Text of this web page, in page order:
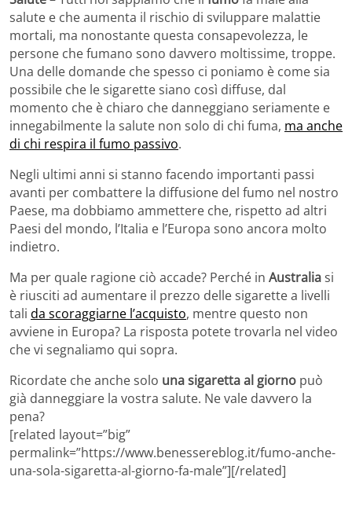
salute e che aumenta il rischio di sviluppare malattie
mortali, ma nonostante questa consapevolezza, le
persone che fumano sono davvero moltissime, troppe.
Una delle domande che spesso ci poniamo è come sia
possibile che le sigarette siano così diffuse, dal
momento che è chiaro che danneggiano seriamente e
innegabilmente la salute non solo di chi fuma, ma anche
di chi respira il fumo passivo.
Negli ultimi anni si stanno facendo importanti passi
avanti per combattere la diffusione del fumo nel nostro
Paese, ma dobbiamo ammettere che, rispetto ad altri
Paesi del mondo, l’Italia e l’Europa sono ancora molto
indietro.
Ma per quale ragione ciò accade? Perché in Australiasi
è riusciti ad aumentare il prezzo delle sigarette a livelli
tali da scoraggiarne l’acquisto, mentre questo non
avviene in Europa? La risposta potete trovarla nel video
che vi segnaliamo qui sopra.
Ricordate che anche solo una sigaretta al giorno può
già danneggiare la vostra salute. Ne vale davvero la
pena?
[related layout=”big”
permalink=”https://www.benessereblog.it/fumo-anche-
una-sola-sigaretta-al-giorno-fa-male”][/related]